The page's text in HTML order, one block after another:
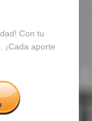
Con tu
¡Cada aporte